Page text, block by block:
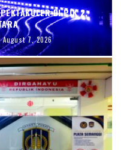
DI PIK 2,
August 7, 2026